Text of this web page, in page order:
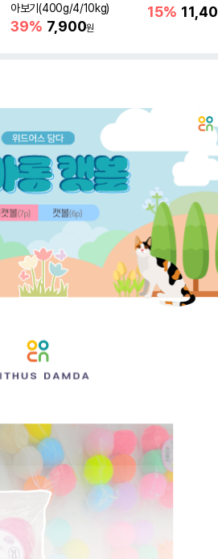
아보기(400g/4/10kg)
39% 7,900원
15%